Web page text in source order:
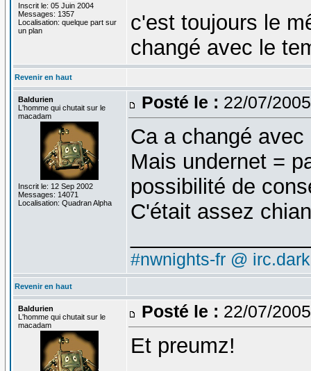
Inscrit le: 05 Juin 2004
Messages: 1357
Localisation: quelque part sur
un plan
c'est toujours le
changé avec le
Revenir en haut
Baldurien
L'homme qui chutait sur le
macadam
Inscrit le: 12 Sep 2002
Messages: 14071
Localisation: Quadran Alpha
Posté le : 22/07/
Ca a changé
Mais undernet =
possibilité de
C'était assez
#nwnights-fr @
Revenir en haut
Baldurien
L'homme qui chutait sur le
macadam
Posté le : 22/07/
Et preumz!